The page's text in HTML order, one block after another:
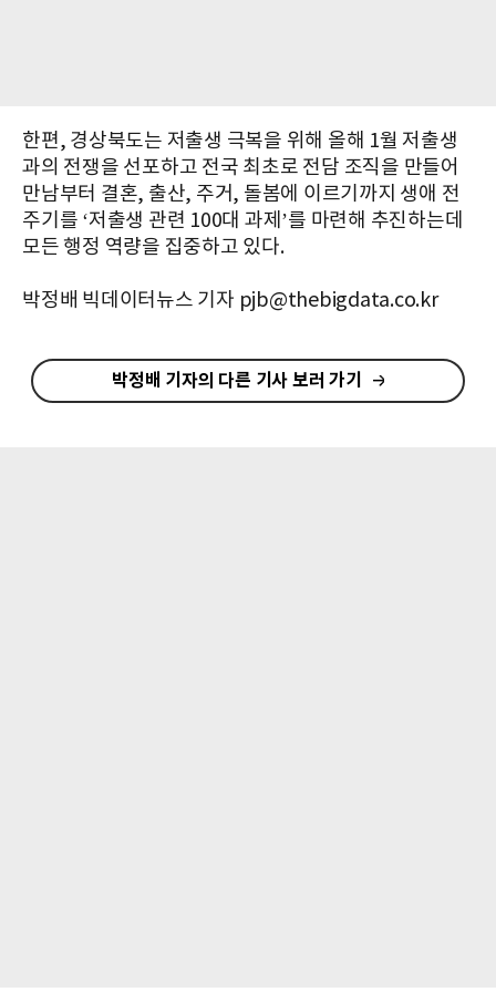
한편, 경상북도는 저출생 극복을 위해 올해 1월 저출생
과의 전쟁을 선포하고 전국 최초로 전담 조직을 만들어
만남부터 결혼, 출산, 주거, 돌봄에 이르기까지 생애 전
주기를 ‘저출생 관련 100대 과제’를 마련해 추진하는데
모든 행정 역량을 집중하고 있다.
박정배 빅데이터뉴스 기자 pjb@thebigdata.co.kr
박정배 기자의 다른 기사 보러 가기